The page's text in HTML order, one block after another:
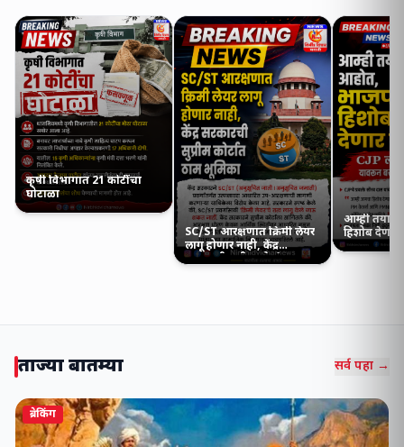
कृषी विभागात 21 कोटींचा
घोटाळा
SC/ST आरक्षणात क्रिमी लेयर
लागू होणार नाही, केंद्र
सरकारची सुप्रीम कोर्टात ठाम
आम्ही तयार
हिशोब देणार
ताज्या बातम्या सर्व पहा →
ब्रेकिंग